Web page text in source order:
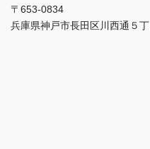
〒653-0834
兵庫県神戸市長田区川西通５